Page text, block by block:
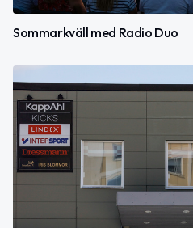
Sommarkväll med Radio Duo